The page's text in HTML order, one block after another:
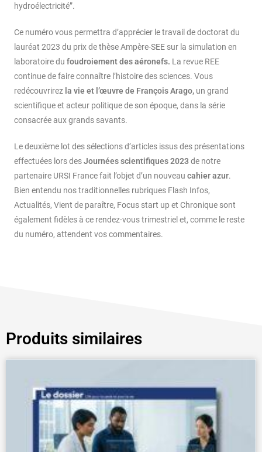
hydroélectricité”.
Ce numéro vous permettra d’apprécier le travail de doctorat du
lauréat 2023 du prix de thèse Ampère-SEE sur la simulation en
laboratoire du foudroiement des aéronefs. La revue REE
continue de faire connaître l’histoire des sciences. Vous
redécouvrirez la vie et l’œuvre de François Arago, un grand
scientifique et acteur politique de son époque, dans la série
consacrée aux grands savants.
Le deuxième lot des sélections d’articles issus des présentations
effectuées lors desJournées scientifiques 2023de notre
partenaire URSI France fait l’objet d’un nouveau cahier azur.
Bien entendu nos traditionnelles rubriques Flash Infos,
Actualités, Vient de paraître, Focus start up et Chronique sont
également fidèles à ce rendez-vous trimestriel et, comme le reste
du numéro, attendent vos commentaires.
Produits similaires